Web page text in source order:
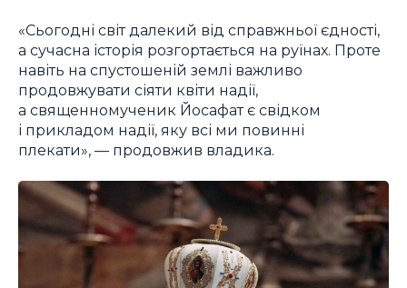
«Сьогодні світ далекий від справжньої єдності,
а сучасна історія розгортається на руїнах. Проте
навіть на спустошеній землі важливо
продовжувати сіяти квіти надії,
а священномученик Йосафат є свідком
і прикладом надії, яку всі ми повинні
плекати», — продовжив владика.